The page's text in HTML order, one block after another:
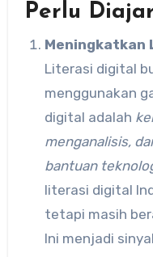
Perlu
Literasi digital
menggunakan
digital adalah
menganalisis,
bantuan
literasi digital
tetapi masih
Ini menjadi